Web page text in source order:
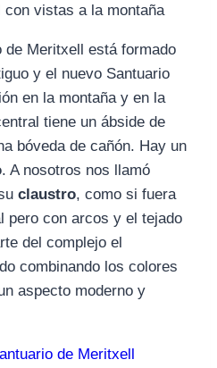
vistas a la montaña
de Meritxell está formado
y el nuevo Santuario
en la montaña y en la
tiene un ábside de
bóveda de cañón. Hay un
. A nosotros nos llamó
claustro, como si fuera
pero con arcos y el tejado
del complejo el
combinando los colores
aspecto moderno y